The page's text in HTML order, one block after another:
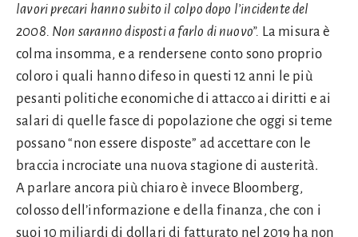
lavori precari hanno subito il colpo dopo l’incidente del
2008. Non saranno disposti a farlo di nuovo”. La misura è
colma insomma, e a rendersene conto sono proprio
coloro i quali hanno difeso in questi 12 anni le più
pesanti politiche economiche di attacco ai diritti e ai
salari di quelle fasce di popolazione che oggi si teme
possano “non essere disposte” ad accettare con le
braccia incrociate una nuova stagione di austerità.
A parlare ancora più chiaro è invece Bloomberg,
colosso dell’informazione e della finanza, che con i
suoi 10 miliardi di dollari di fatturato nel 2019 ha non